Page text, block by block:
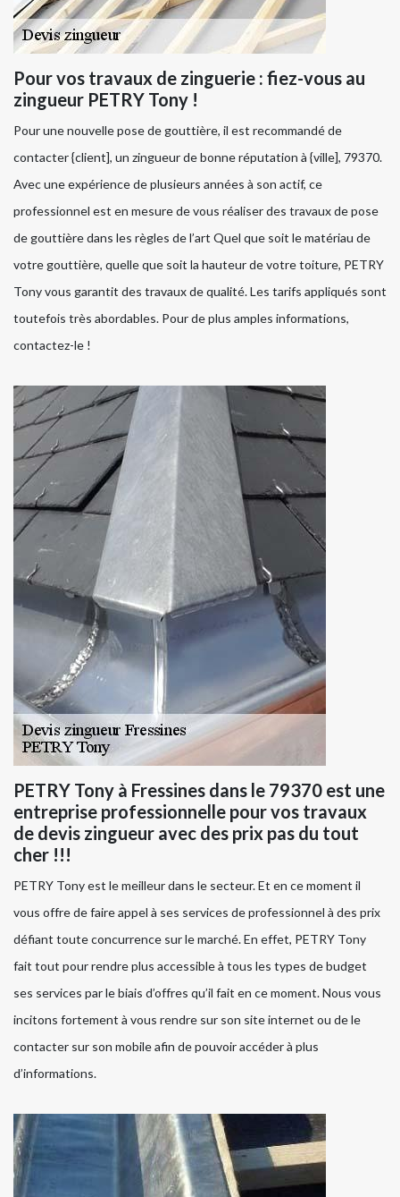
Pour vos travaux de zinguerie : fiez-vous au
zingueur PETRY Tony !
Pour une nouvelle pose de gouttière, il est recommandé de
contacter {client], un zingueur de bonne réputation à {ville], 79370.
Avec une expérience de plusieurs années à son actif, ce
professionnel est en mesure de vous réaliser des travaux de pose
de gouttière dans les règles de l’art Quel que soit le matériau de
votre gouttière, quelle que soit la hauteur de votre toiture, PETRY
Tony vous garantit des travaux de qualité. Les tarifs appliqués sont
toutefois très abordables. Pour de plus amples informations,
contactez-le !
PETRY Tony à Fressines dans le 79370 est une
entreprise professionnelle pour vos travaux
de devis zingueur avec des prix pas du tout
cher !!!
PETRY Tony est le meilleur dans le secteur. Et en ce moment il
vous offre de faire appel à ses services de professionnel à des prix
défiant toute concurrence sur le marché. En effet, PETRY Tony
fait tout pour rendre plus accessible à tous les types de budget
ses services par le biais d’offres qu’il fait en ce moment. Nous vous
incitons fortement à vous rendre sur son site internet ou de le
contacter sur son mobile afin de pouvoir accéder à plus
d’informations.